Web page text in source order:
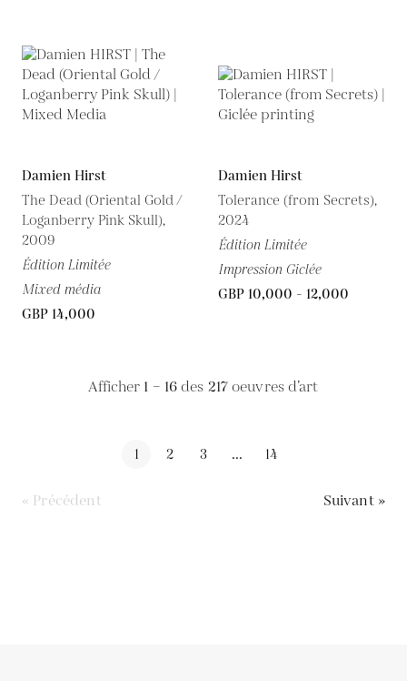
Damien Hirst
The Dead (Oriental Gold /
Loganberry Pink Skull),
2009
Édition Limitée
Mixed média
GBP 14,000
Damien Hirst
Tolerance (from Secrets),
2024
Édition Limitée
Impression Giclée
GBP 10,000 - 12,000
Afficher 1 – 16 des 217 oeuvres d’art
1 2 3 ... 14
« Précédent Suivant »